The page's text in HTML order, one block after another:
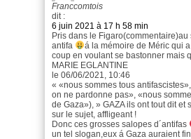
Franccomtois
dit :
6 juin 2021 à 17 h 58 min
Pris dans le
antifa
á la mémoire de Méric qui
coup en voulant se bastonner mais
MARIE EGLANTINE
le 06/06/2021, 10:46
« «nous sommes tous
on ne pardonne pas», «nous
de Gaza»), » GAZA ils ont tout dit et
sur le sujet, affligeant !
Donc ces grosses salopes d´antifas
un tel slogan,eux á Gaza auraient